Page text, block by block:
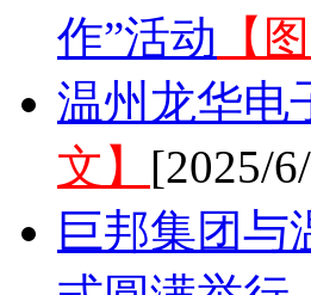
作”活动 【
温州龙华电
文】 [2025/
巨邦集团与